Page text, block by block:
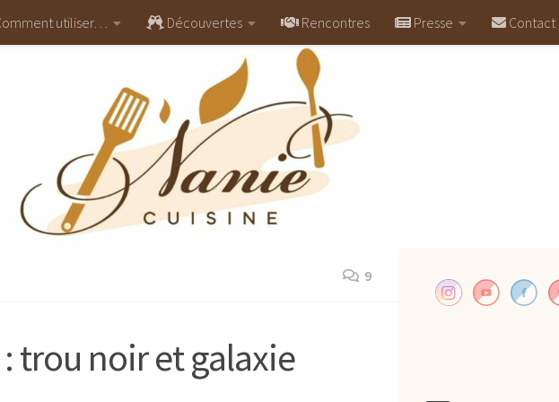
utiliser… Découvertes Rencontres Presse Contact
9
trou noir et galaxie